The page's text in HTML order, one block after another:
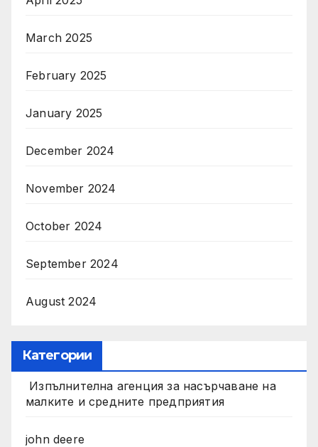
March 2025
February 2025
January 2025
December 2024
November 2024
October 2024
September 2024
August 2024
Категории
Изпълнителна агенция за насърчаване на
малките и средните предприятия
john deere